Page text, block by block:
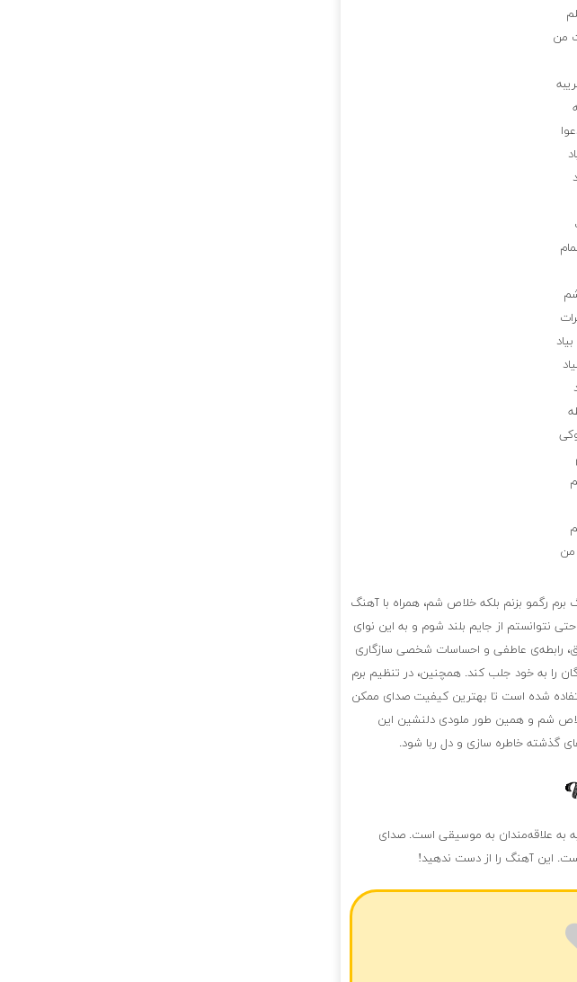
من
من
رگمو بزنم بلکه خلاص شم، همراه با آهنگ
از جایم بلند شوم و به این نوای
رابطه‌ی عاطفی و احساسات شخصی سازگاری
را به خود جلب کند. همچنین، در تنظیم برم
شده است تا بهترین کیفیت صدای ممکن
خلاص شم و همین طور ملودی دلنشین این
گذشته خاطره سازی و دل ربا شود.
به علاقه‌مندان به موسیقی است. صدای
این آهنگ را از دست ندهید!